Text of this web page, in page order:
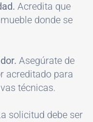
Acredita que
donde se
Asegúrate de
acreditado para
técnicas.
solicitud debe ser